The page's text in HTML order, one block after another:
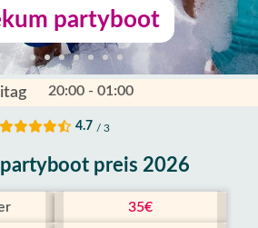
partyboot
20:00 - 01:00
4.7 / 3
partyboot preis 2026
35€